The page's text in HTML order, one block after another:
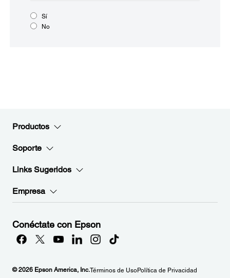
Sí
No
Productos
Soporte
Links Sugeridos
Empresa
Conéctate con Epson
© 2026 Epson America, Inc.Términos de UsoPolítica de Privacidad